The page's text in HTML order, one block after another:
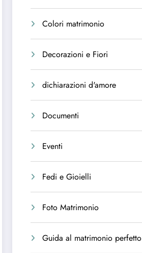
Colori matrimonio
Decorazioni e Fiori
dichiarazioni d'amore
Documenti
Eventi
Fedi e Gioielli
Foto Matrimonio
Guida al matrimonio perfetto